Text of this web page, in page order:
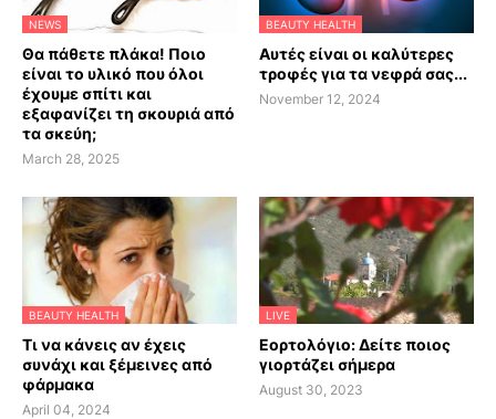
NEWS
Θα πάθετε πλάκα! Ποιο
είναι το υλικό που όλοι
έχουμε σπίτι και
εξαφανίζει τη σκουριά από
τα σκεύη;
March 28, 2025
BEAUTY HEALTH
Αυτές είναι οι καλύτερες
τροφές για τα νεφρά σας...
November 12, 2024
BEAUTY HEALTH
Τι να κάνεις αν έχεις
συνάχι και ξέμεινες από
φάρμακα
April 04, 2024
LIVE
Εορτολόγιο: Δείτε ποιος
γιορτάζει σήμερα
August 30, 2023